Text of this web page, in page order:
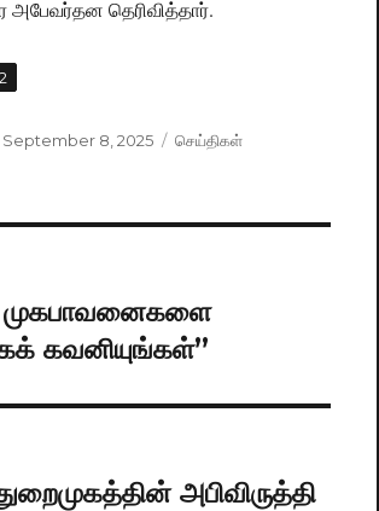
அபேவர்தன தெரிவித்தார்.
,
Page
2
Posted
September 8, 2025 Categories
செய்திகள்
முகபாவனைகளை
கவனியுங்கள்”
அபிவிருத்தி